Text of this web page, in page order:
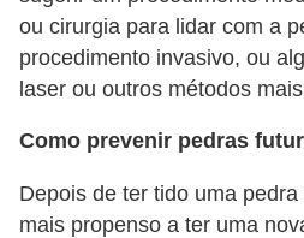
ou cirurgia para lidar com a
procedimento invasivo, ou
laser ou outros métodos
Como prevenir pedras
Depois de ter tido uma
mais propenso a ter uma